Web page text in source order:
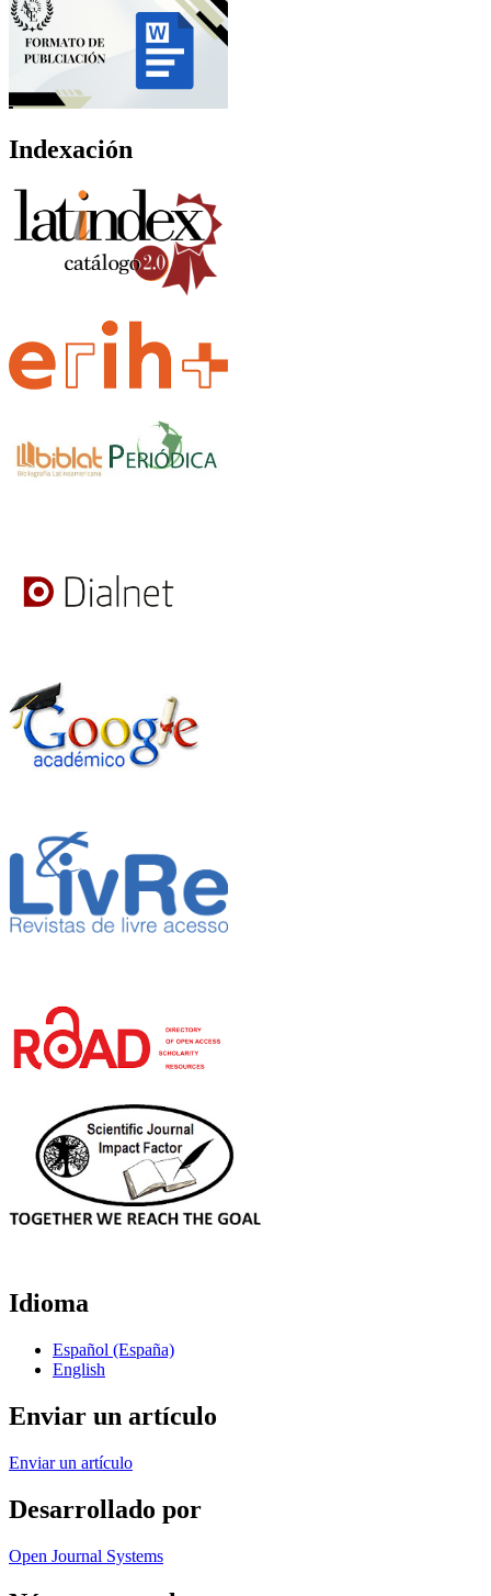
Indexación
Idioma
Español (España)
English
Enviar un artículo
Enviar un artículo
Desarrollado por
Open Journal Systems